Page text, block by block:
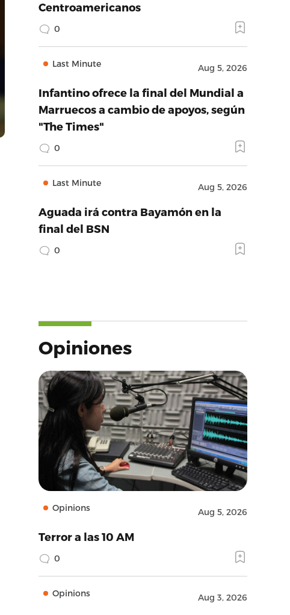
Centroamericanos
0
Last Minute Aug 5, 2026
Infantino ofrece la final del Mundial a
Marruecos a cambio de apoyos, según
"The Times"
0
Last Minute Aug 5, 2026
Aguada irá contra Bayamón en la
final del BSN
0
Opiniones
Opinions Aug 5, 2026
Terror a las 10 AM
0
Opinions Aug 3, 2026